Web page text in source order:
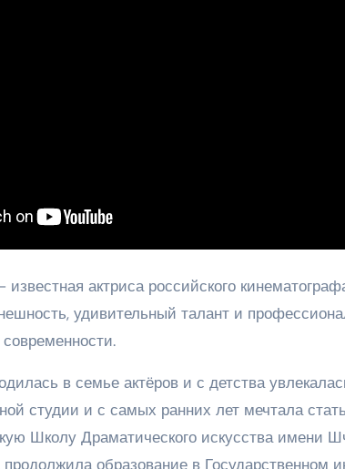
известная актриса российского
удивительный талант и
в семье актёров и с детства
студии и с самых ранних лет мечтала
Школу Драматического искусства имени
образование в Государственном